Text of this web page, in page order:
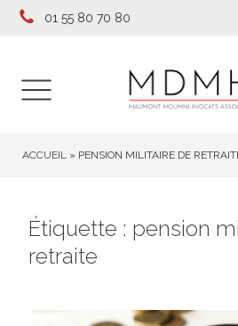
01 55 80 70 80
ACCUEIL » PENSION MILITAIRE DE
Étiquette : pension
retraite